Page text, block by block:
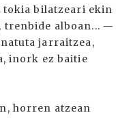
tokia bilatzeari ekin
trenbide alboan... —
jarraitzea,
inork ez baitie
horren atzean